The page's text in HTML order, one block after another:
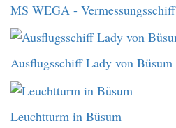
MS WEGA - Vermessungsschiff
Ausflugsschiff Lady von Büsum
Leuchtturm in Büsum